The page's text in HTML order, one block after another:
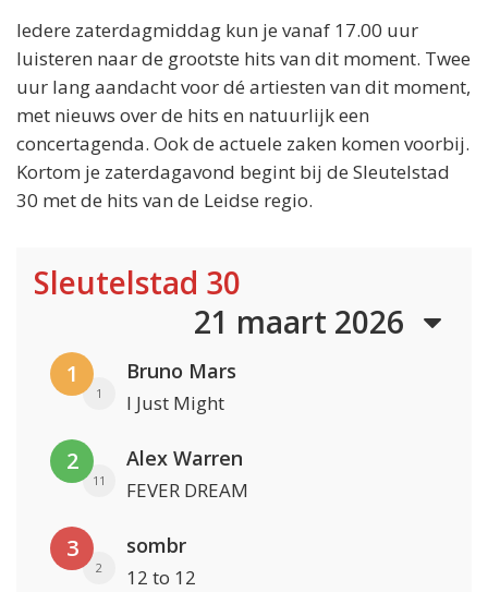
Iedere zaterdagmiddag kun je vanaf 17.00 uur
luisteren naar de grootste hits van dit moment. Twee
uur lang aandacht voor dé artiesten van dit moment,
met nieuws over de hits en natuurlijk een
concertagenda. Ook de actuele zaken komen voorbij.
Kortom je zaterdagavond begint bij de Sleutelstad
30 met de hits van de Leidse regio.
Sleutelstad 30
21 maart 2026
1
1
Bruno Mars
I Just Might
2
11
Alex Warren
FEVER DREAM
3
2
sombr
12 to 12